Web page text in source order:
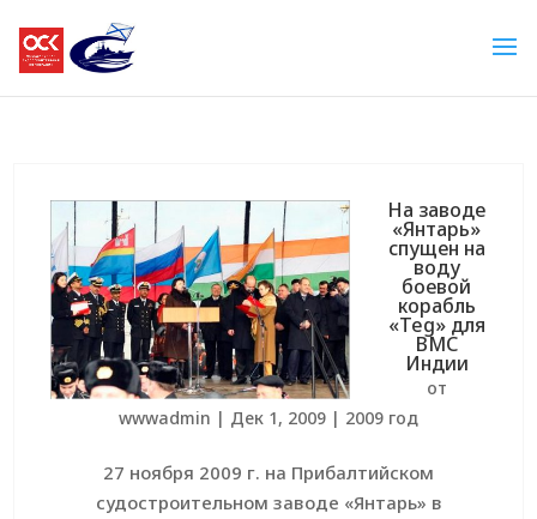
На заводе
«Янтарь»
спущен на
воду
боевой
корабль
«Teg» для
ВМС
Индии
от
wwwadmin | Дек 1, 2009 | 2009 год
27 ноября 2009 г. на Прибалтийском
судостроительном заводе «Янтарь» в